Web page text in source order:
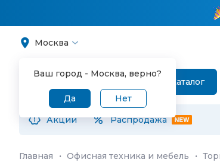
Москва
Ваш город - Москва, верно?
Да Нет
Каталог
Акции Распродажа
Главная · Офисная техника и мебель ·